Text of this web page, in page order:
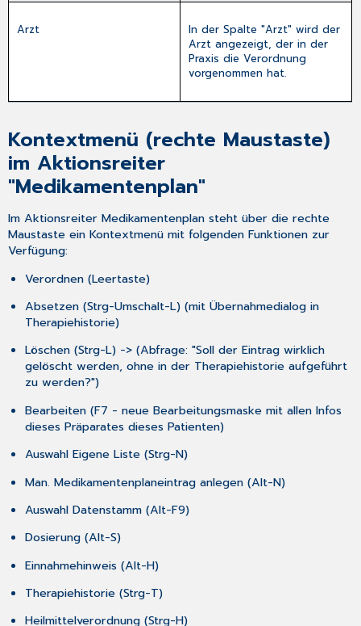
Arzt
In der Spalte "Arzt" wird der
Arzt angezeigt, der in der
Praxis die Verordnung
vorgenommen hat.
Kontextmenü (rechte Maustaste)
im Aktionsreiter
"Medikamentenplan"
Im AktionsreiterMedikamentenplan steht über die rechte
Maustaste ein Kontextmenü mit folgenden Funktionen zur
Verfügung:
Verordnen (Leertaste)
Absetzen (Strg-Umschalt-L) (mit Übernahmedialog in
Therapiehistorie)
Löschen (Strg-L) -> (Abfrage: "Soll der Eintrag wirklich
gelöscht werden, ohne in der Therapiehistorie aufgeführt
zu werden?")
Bearbeiten (F7 - neue Bearbeitungsmaske mit allen Infos
dieses Präparates dieses Patienten)
Auswahl Eigene Liste (Strg-N)
Man. Medikamentenplaneintrag anlegen (Alt-N)
Auswahl Datenstamm (Alt-F9)
Dosierung (Alt-S)
Einnahmehinweis (Alt-H)
Therapiehistorie (Strg-T)
Heilmittelverordnung (Strg-H)